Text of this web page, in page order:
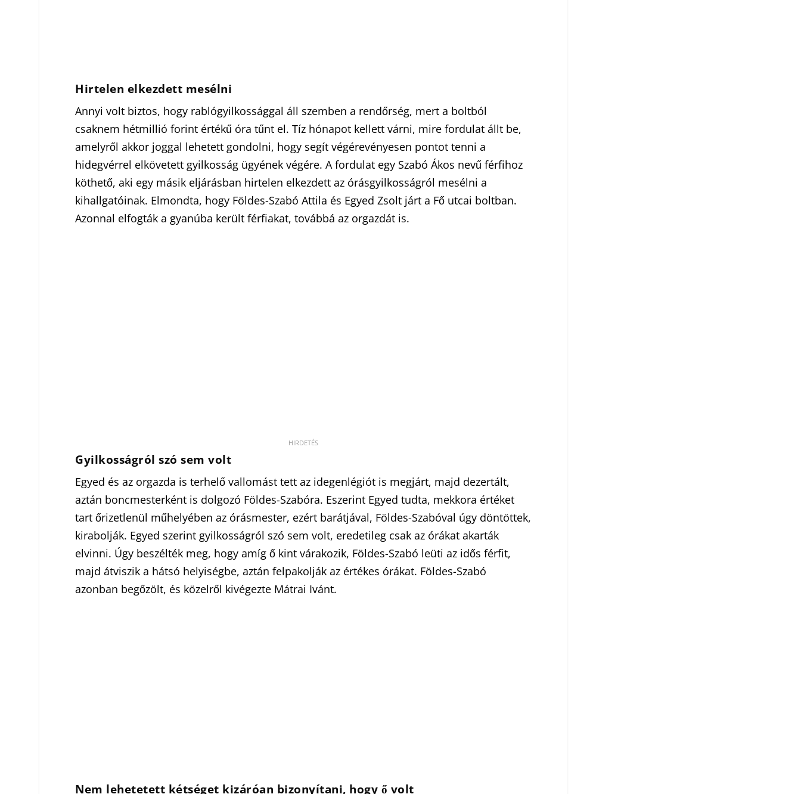
Hirtelen elkezdett mesélni
Annyi volt biztos, hogy rablógyilkossággal áll szemben a rendőrség, mert a boltból
csaknem hétmillió forint értékű óra tűnt el. Tíz hónapot kellett várni, mire fordulat állt be,
amelyről akkor joggal lehetett gondolni, hogy segít végérevényesen pontot tenni a
hidegvérrel elkövetett gyilkosság ügyének végére. A fordulat egy Szabó Ákos nevű férfihoz
köthető, aki egy másik eljárásban hirtelen elkezdett az órásgyilkosságról mesélni a
kihallgatóinak. Elmondta, hogy Földes-Szabó Attila és Egyed Zsolt járt a Fő utcai boltban.
Azonnal elfogták a gyanúba került férfiakat, továbbá az orgazdát is.
Gyilkosságról szó sem volt
Egyed és az orgazda is terhelő vallomást tett az idegenlégiót is megjárt, majd dezertált,
aztán boncmesterként is dolgozó Földes-Szabóra. Eszerint Egyed tudta, mekkora értéket
tart őrizetlenül műhelyében az órásmester, ezért barátjával, Földes-Szabóval úgy döntöttek,
kirabolják. Egyed szerint gyilkosságról szó sem volt, eredetileg csak az órákat akarták
elvinni. Úgy beszélték meg, hogy amíg ő kint várakozik, Földes-Szabó leüti az idős férfit,
majd átviszik a hátsó helyiségbe, aztán felpakolják az értékes órákat. Földes-Szabó
azonban begőzölt, és közelről kivégezte Mátrai Ivánt.
Nem lehetetett kétséget kizáróan bizonyítani, hogy ő volt